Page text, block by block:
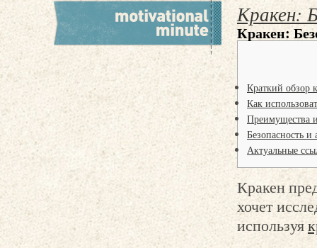
Кракен:
Кракен:
Краткий обзор
Как
Преимущества
Безопасность
Актуальные
Кракен
хочет
используя